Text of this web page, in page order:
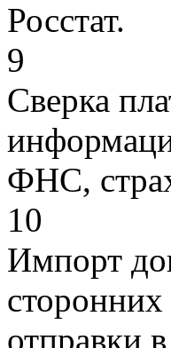
Росстат.
9
Сверка
ФНС,
10
Импорт
отправки